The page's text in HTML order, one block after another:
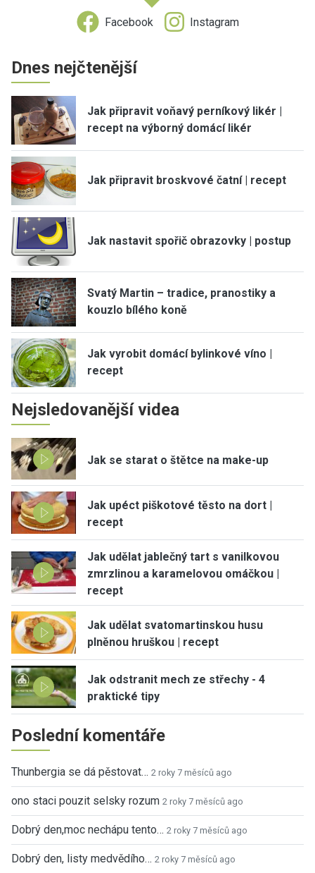
Facebook Instagram
Dnes nejčtenější
Jak připravit voňavý perníkový likér |
recept na výborný domácí likér
Jak připravit broskvové čatní | recept
Jak nastavit spořič obrazovky | postup
Svatý Martin – tradice, pranostiky a
kouzlo bílého koně
Jak vyrobit domácí bylinkové víno |
recept
Nejsledovanější videa
Jak se starat o štětce na make-up
Jak upéct piškotové těsto na dort |
recept
Jak udělat jablečný tart s vanilkovou
zmrzlinou a karamelovou omáčkou |
recept
Jak udělat svatomartinskou husu
plněnou hruškou | recept
Jak odstranit mech ze střechy - 4
praktické tipy
Poslední komentáře
Thunbergia se dá pěstovat… 2 roky 7 měsíců ago
ono staci pouzit selsky rozum 2 roky 7 měsíců ago
Dobrý den,moc nechápu tento… 2 roky 7 měsíců ago
Dobrý den, listy medvědího… 2 roky 7 měsíců ago